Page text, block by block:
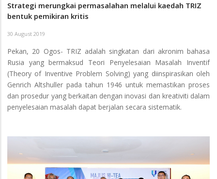
Strategi merungkai permasalahan melalui kaedah TRIZ
bentuk pemikiran kritis
30 August 2019
Pekan, 20 Ogos- TRIZ adalah singkatan dari akronim bahasa
Rusia yang bermaksud Teori Penyelesaian Masalah Inventif
(Theory of Inventive Problem Solving) yang diinspirasikan oleh
Genrich Altshuller pada tahun 1946 untuk memastikan proses
dan prosedur yang berkaitan dengan inovasi dan kreativiti dalam
penyelesaian masalah dapat berjalan secara sistematik.